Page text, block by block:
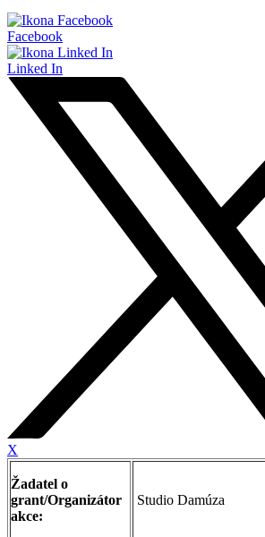
Facebook
Linked In
X
Žadatel o
grant/Organizátor
akce:
Studio Damúza